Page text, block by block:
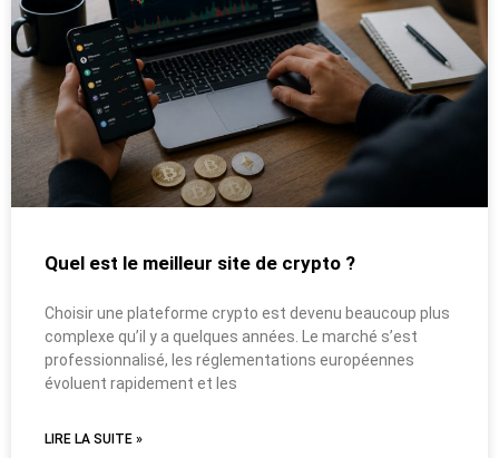
Quel est le meilleur site de crypto ?
Choisir une plateforme crypto est devenu beaucoup plus
complexe qu’il y a quelques années. Le marché s’est
professionnalisé, les réglementations européennes
évoluent rapidement et les
LIRE LA SUITE »